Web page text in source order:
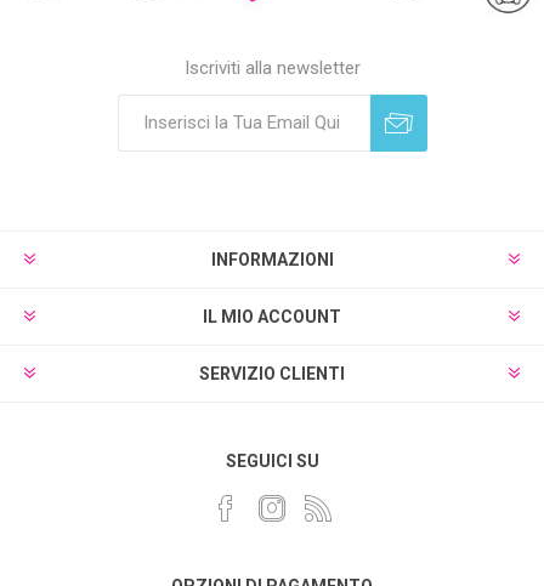
Iscriviti alla newsletter
INFORMAZIONI
IL MIO ACCOUNT
SERVIZIO CLIENTI
SEGUICI SU